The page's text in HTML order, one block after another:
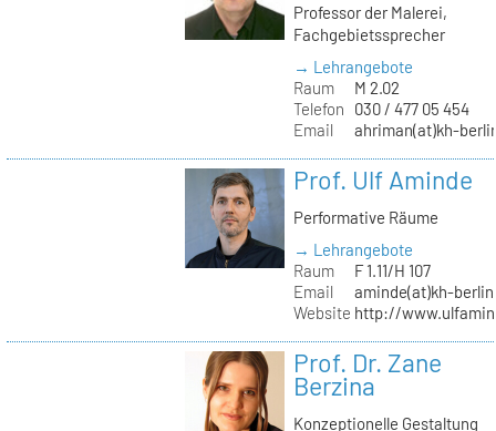
Professor der Malerei,
Fachgebietssprecher
→ Lehrangebote
Raum
M 2.02
Telefon
030 / 477 05 454
Email
ahriman(at)kh-
Prof. Ulf Aminde
Performative Räume
→ Lehrangebote
Raum
F 1.11/H 107
Email
aminde(at)kh-
Website http://
Prof. Dr. Zane
Berzina
Konzeptionelle Gestaltung